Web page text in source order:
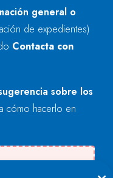
general o
de expedientes)
Contacta con
sobre los
cómo hacerlo en